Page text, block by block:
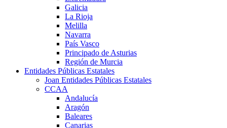
Galicia
La Rioja
Melilla
Navarra
País Vasco
Principado de Asturias
Región de Murcia
Entidades Públicas Estatales
Joan Entidades Públicas Estatales
CCAA
Andalucía
Aragón
Baleares
Canarias